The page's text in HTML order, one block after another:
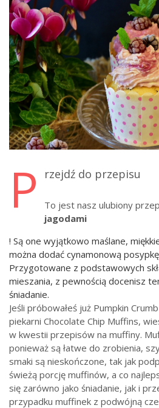
P rzejdź do przepisu
To jest nasz ulubiony
jagodami
! Są one wyjątkowo maślane,
można dodać cynamonową
Przygotowane z podstawowych
mieszania, z pewnością docenisz
śniadanie.
Jeśli próbowałeś już Pumpkin
piekarni Chocolate Chip Muffins,
w kwestii przepisów na muffiny.
ponieważ są łatwe do zrobienia,
smaki są nieskończone, tak jak
świeżą porcję muffinów, a co
się zarówno jako śniadanie, jak i
przypadku muffinek z podwójną